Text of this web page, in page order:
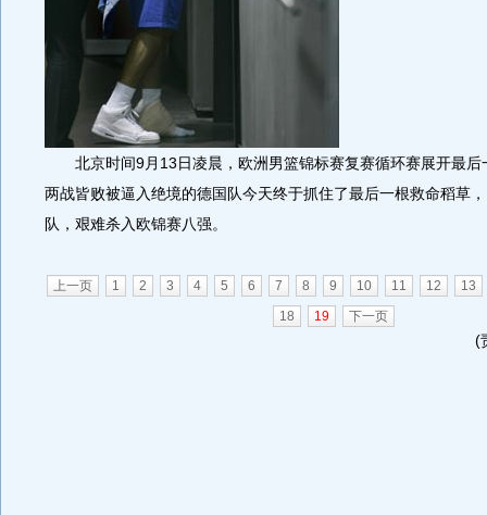
北京时间9月13日凌晨，欧洲男篮锦标赛复赛循环赛展开最后
两战皆败被逼入绝境的德国队今天终于抓住了最后一根救命稻草
队，艰难杀入欧锦赛八强。
上一页 1 2 3 4 5 6 7 8 9 10 11 12
13
18
19 下一页
(